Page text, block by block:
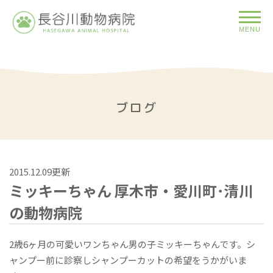
MENU
ブログ
2015.12.09更新
ミッキーちゃん 厚木市・愛川町･清川
の動物病院
2歳6ヶ月の可愛いワンちゃん男の子ミッキーちゃんです。シ
ャンプー前に診察しシャンプーカットの希望をうかがいま